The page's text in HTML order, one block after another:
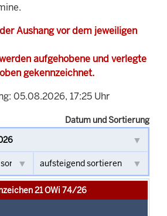
Aushang vor dem jeweiligen
aufgehobene und verlegte
gekennzeichnet.
05.08.2026, 17:25 Uhr
Datum und Sortierung
21 OWi 74/26